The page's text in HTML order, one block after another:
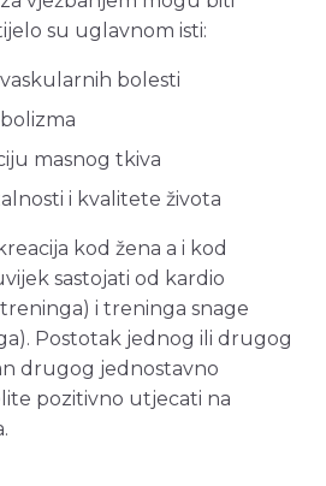
su uglavnom isti:
bolesti
masnog tkiva
i kvalitete života
kod žena a i kod
sastojati od kardio
i treninga snage
Postotak jednog ili drugog
drugog jednostavno
pozitivno utjecati na